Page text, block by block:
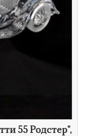
55 Родстер",